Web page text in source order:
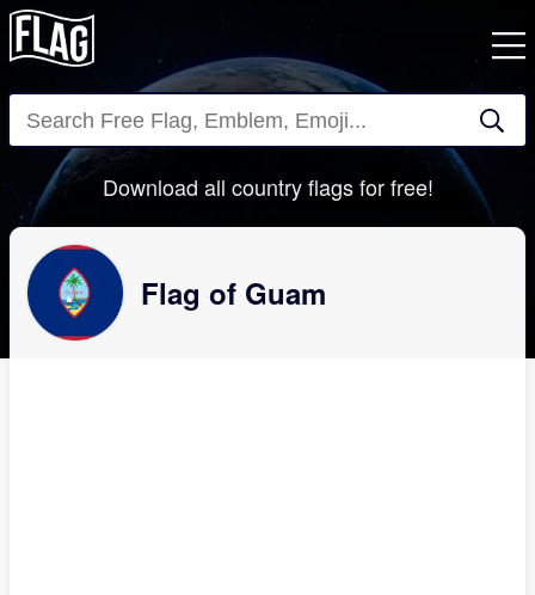
Close
Download all country flags for free!
Flag of Guam